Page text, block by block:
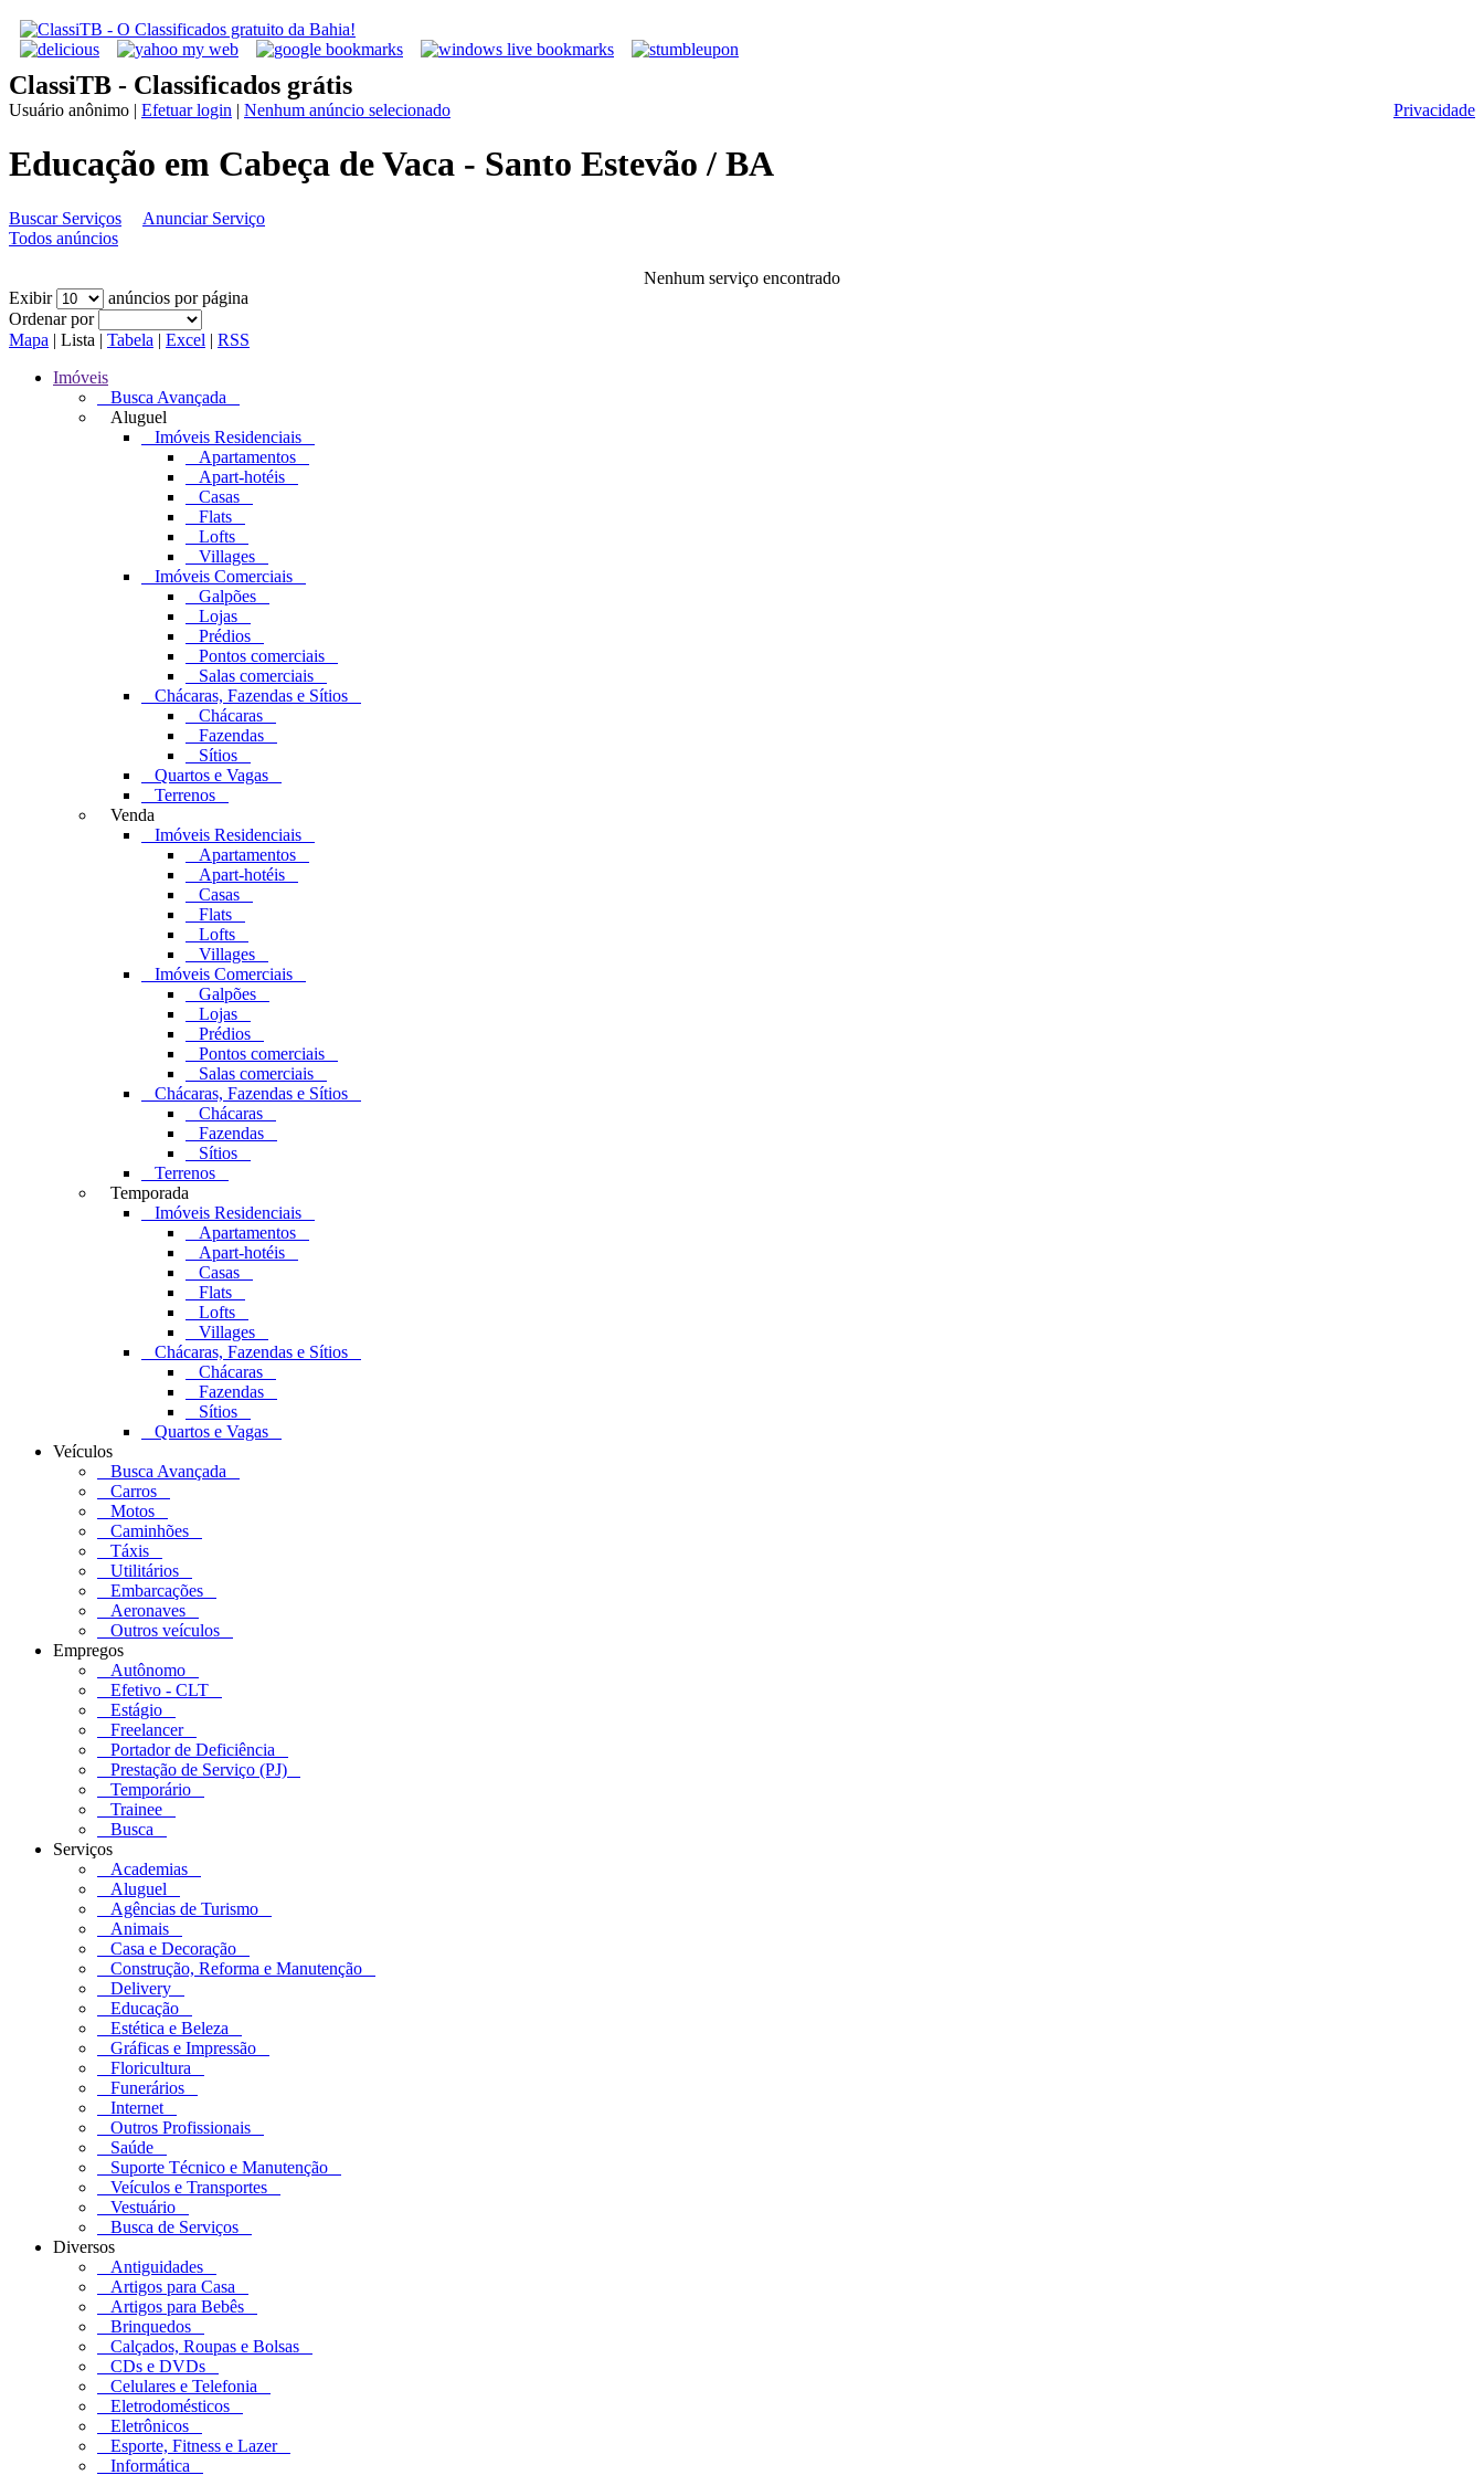
ClassiTB - Classificados grátis
Privacidade
Usuário anônimo | Efetuar login | Nenhum anúncio selecionado
Educação em Cabeça de Vaca - Santo Estevão / BA
Buscar Serviços
Anunciar Serviço
Todos anúncios
Nenhum serviço encontrado
Exibir
anúncios por página
Ordenar por
Mapa | Lista | Tabela | Excel | RSS
Imóveis
Busca Avançada
Aluguel
Imóveis Residenciais
Apartamentos
Apart-hotéis
Casas
Flats
Lofts
Villages
Imóveis Comerciais
Galpões
Lojas
Prédios
Pontos comerciais
Salas comerciais
Chácaras, Fazendas e Sítios
Chácaras
Fazendas
Sítios
Quartos e Vagas
Terrenos
Venda
Imóveis Residenciais
Apartamentos
Apart-hotéis
Casas
Flats
Lofts
Villages
Imóveis Comerciais
Galpões
Lojas
Prédios
Pontos comerciais
Salas comerciais
Chácaras, Fazendas e Sítios
Chácaras
Fazendas
Sítios
Terrenos
Temporada
Imóveis Residenciais
Apartamentos
Apart-hotéis
Casas
Flats
Lofts
Villages
Chácaras, Fazendas e Sítios
Chácaras
Fazendas
Sítios
Quartos e Vagas
Veículos
Busca Avançada
Carros
Motos
Caminhões
Táxis
Utilitários
Embarcações
Aeronaves
Outros veículos
Empregos
Autônomo
Efetivo - CLT
Estágio
Freelancer
Portador de Deficiência
Prestação de Serviço (PJ)
Temporário
Trainee
Busca
Serviços
Academias
Aluguel
Agências de Turismo
Animais
Casa e Decoração
Construção, Reforma e Manutenção
Delivery
Educação
Estética e Beleza
Gráficas e Impressão
Floricultura
Funerários
Internet
Outros Profissionais
Saúde
Suporte Técnico e Manutenção
Veículos e Transportes
Vestuário
Busca de Serviços
Diversos
Antiguidades
Artigos para Casa
Artigos para Bebês
Brinquedos
Calçados, Roupas e Bolsas
CDs e DVDs
Celulares e Telefonia
Eletrodomésticos
Eletrônicos
Esporte, Fitness e Lazer
Informática